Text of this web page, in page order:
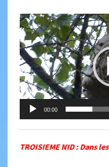
Lecteur
vidéo
00:00
TROISIEME NID : Dans